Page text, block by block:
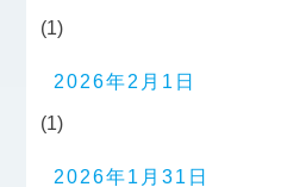
(1)
2026年2月1日
(1)
2026年1月31日